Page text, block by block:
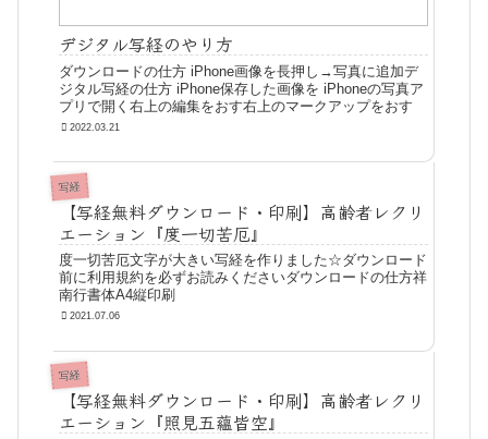
デジタル写経のやり方
ダウンロードの仕方 iPhone画像を長押し→写真に追加デ
ジタル写経の仕方 iPhone保存した画像を iPhoneの写真ア
プリで開く右上の編集をおす右上のマークアップをおす
2022.03.21
写経
【写経無料ダウンロード・印刷】高齢者レクリ
エーション『度一切苦厄』
度一切苦厄文字が大きい写経を作りました☆ダウンロード
前に利用規約を必ずお読みくださいダウンロードの仕方祥
南行書体A4縦印刷
2021.07.06
写経
【写経無料ダウンロード・印刷】高齢者レクリ
エーション『照見五蘊皆空』